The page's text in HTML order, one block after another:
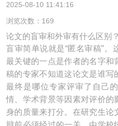
2025-08-10 11:41:16
浏览次数：169
论文的盲审和外审有什么区别？
盲审简单说就是“匿名审稿”。
最关键的一点是作者的名字和
稿的专家不知道这论文是谁写
最终是哪位专家评审了自己
情、学术背景等因素对评价的
身的质量来打分。在研究生论